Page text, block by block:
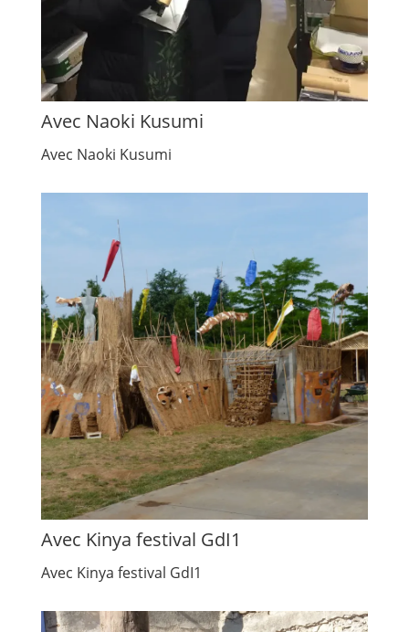
Avec Naoki Kusumi
Avec Naoki Kusumi
Avec Kinya festival GdI1
Avec Kinya festival GdI1